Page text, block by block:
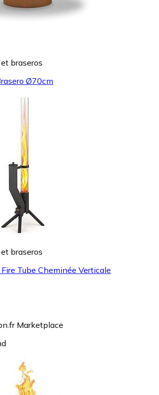
braseros
Ø70cm
braseros
Tube Cheminée Verticale
Marketplace